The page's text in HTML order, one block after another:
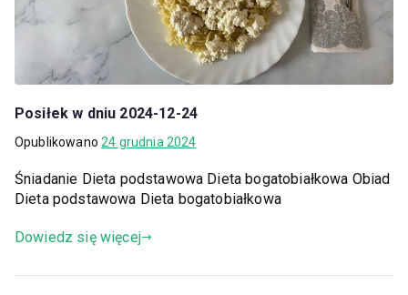
Posiłek w dniu 2024-12-24
Opublikowano24 grudnia 2024
Śniadanie Dieta podstawowa Dieta bogatobiałkowa Obiad
Dieta podstawowa Dieta bogatobiałkowa
Dowiedz się więcej